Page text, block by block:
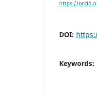
https://
DOI:
Keywords: